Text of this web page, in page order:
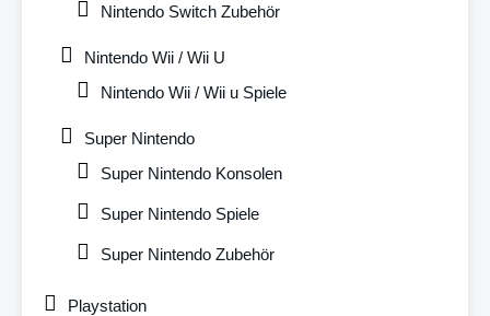
Nintendo Switch Zubehör
Nintendo Wii / Wii U
Nintendo Wii / Wii u Spiele
Super Nintendo
Super Nintendo Konsolen
Super Nintendo Spiele
Super Nintendo Zubehör
Playstation